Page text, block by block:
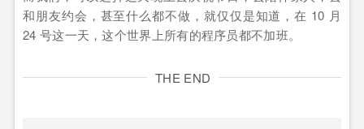
和朋友约会，甚至什么都不做，就仅仅是知道，在 10 月
24 号这一天，这个世界上所有的程序员都不加班。
THE END